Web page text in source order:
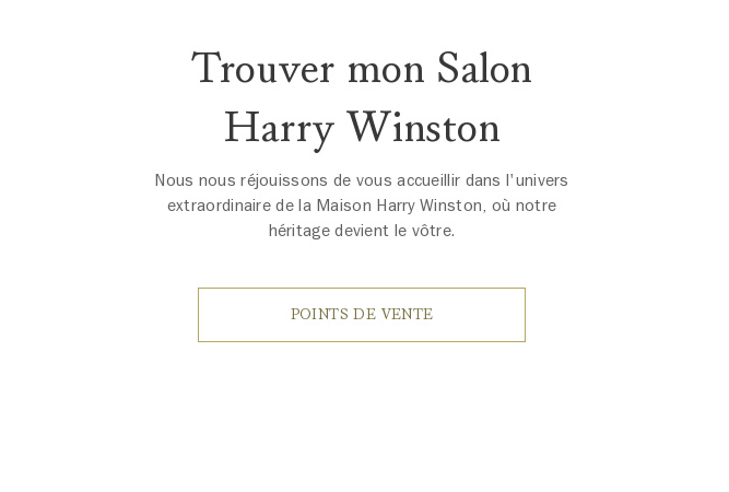
Trouver mon Salon
Harry Winston
Nous nous réjouissons de vous accueillir dans l'univers
extraordinaire de la Maison Harry Winston, où notre
héritage devient le vôtre.
POINTS DE VENTE